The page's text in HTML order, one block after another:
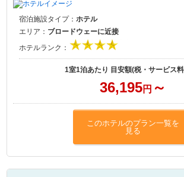
宿泊施設タイプ：ホテル
エリア： ブロードウェーに近接
ホテルランク：
1室1泊あたり 目安額(税・サービス料
36,195円 ～
このホテルのプラン一覧を
見る